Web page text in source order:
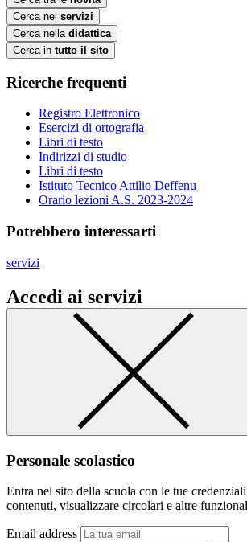
Cerca nei servizi
Cerca nella didattica
Cerca in tutto il sito
Ricerche frequenti
Registro Elettronico
Esercizi di ortografia
Libri di testo
Indirizzi di studio
Libri di testo
Istituto Tecnico Attilio Deffenu
Orario lezioni A.S. 2023-2024
Potrebbero interessarti
servizi
Accedi ai servizi
Personale scolastico
Entra nel sito della scuola con le tue
contenuti, visualizzare circolari e altre
Email address